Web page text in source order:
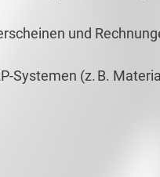
und
Systemen (z. B.